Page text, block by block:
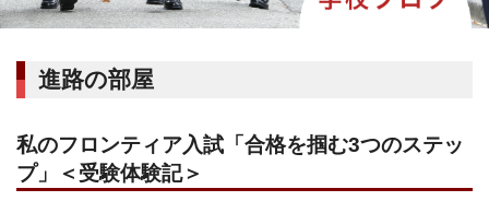
進路の部屋
私のフロンティア入試「合格を掴む3つのステッ
プ」＜受験体験記＞